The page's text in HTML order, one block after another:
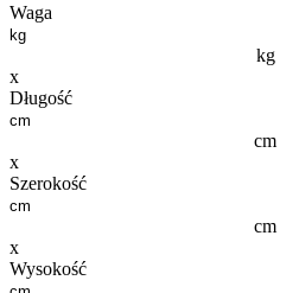
Waga
kg
x
Długość
cm
x
Szerokość
cm
x
Wysokość